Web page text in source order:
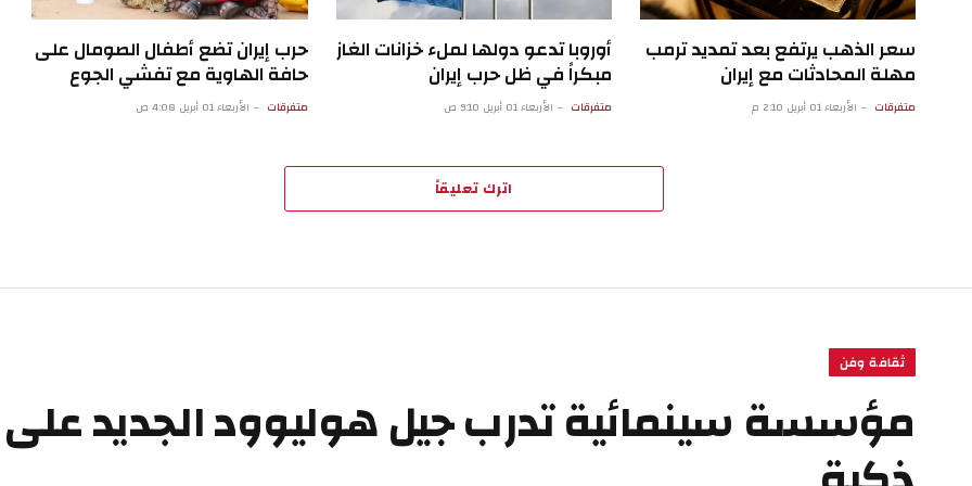
سعر الذهب يرتفع بعد تمديد ترمب
مهلة المحادثات مع إيران
متفرقات الأربعاء 01 أبريل 2:10 م
أوروبا تدعو دولها لملء خزانات الغاز
مبكراً في ظل حرب إيران
متفرقات الأربعاء 01 أبريل 9:10 ص
حرب إيران تضع أطفال الصومال على
حافة الهاوية مع تفشي الجوع
متفرقات الأربعاء 01 أبريل 4:08 ص
اترك تعليقاً
ثقافة وفن
مؤسسة سينمائية تدرب جيل هوليوود الجديد على